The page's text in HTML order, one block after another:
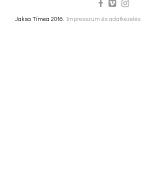
Jaksa Tímea 2016. Impresszum és adatkezelés